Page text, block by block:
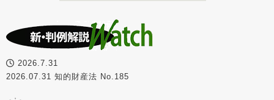
2026.7.31
2026.07.31 知的財産法 No.185